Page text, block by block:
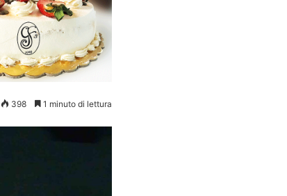
398 1 minuto di lettura